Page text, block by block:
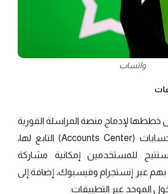
واتساب
خططها لإدماج منصة المراسلة الفورية
واتساب في مركز الحسابات (Accounts Center) التابع لها،
للمستخدمين إمكانية مشاركة
بهم عبر إنستجرام وفيسبوك، إضافة إلى
الموحد عبر التطبيقات.